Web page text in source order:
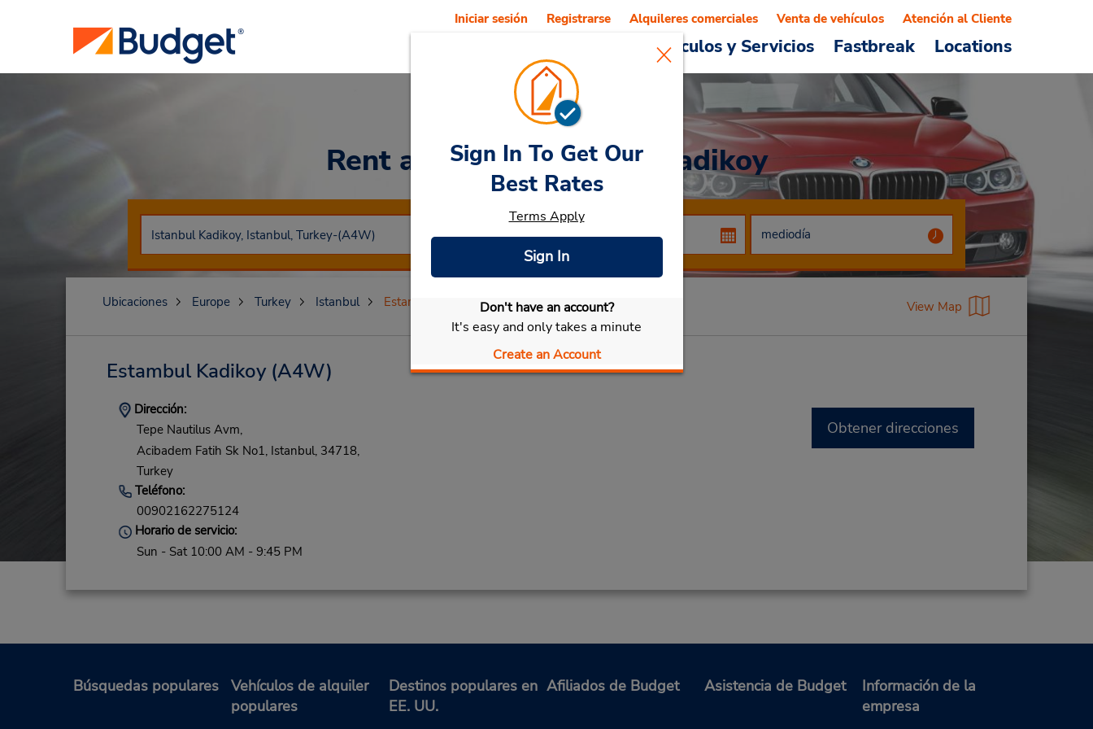
Vehículos y Servicios Fastbreak Locations
Iniciar sesión Registrarse Alquileres comerciales Venta de vehículos Atención al Cliente
Rent a Carat Estambul Kadikoy
Seleccionar mi vehículo
Sign In To Get Our
Best Rates
Terms Apply
Sign In
Don't have an account?
It's easy and only takes a minute
Create an Account
Ubicaciones Europe Turkey Istanbul Estambul Kadikoy View Map
Estambul Kadikoy(A4W)
Dirección:
Tepe Nautilus Avm,
Acibadem Fatih Sk No1, Istanbul, 34718,
Turkey
Teléfono:
00902162275124
Horario de servicio:
Sun - Sat 10:00 AM - 9:45 PM
Obtener direcciones
Búsquedas populares
Vehículos de alquiler
populares
Destinos populares en
EE. UU.
Afiliados de Budget Asistencia de Budget
Información de la
empresa